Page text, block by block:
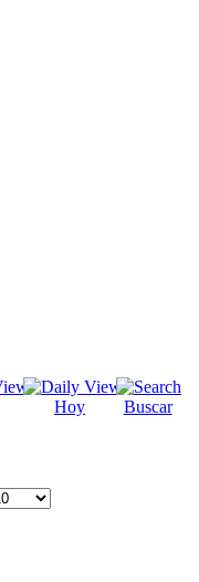
Hoy
Buscar